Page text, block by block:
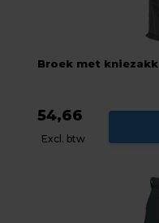
Broek met
54,66
Excl. btw